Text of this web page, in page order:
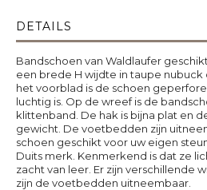
DETAILS
Bandschoen van Waldlaufer
een brede H wijdte in taupe nubuck
het voorblad is de schoen
luchtig is. Op de wreef is de
klittenband. De hak is bijna plat en
gewicht. De voetbedden zijn
schoen geschikt voor uw eigen
Duits merk. Kenmerkend is dat ze
zacht van leer. Er zijn verschillende
zijn de voetbedden uitneembaar.